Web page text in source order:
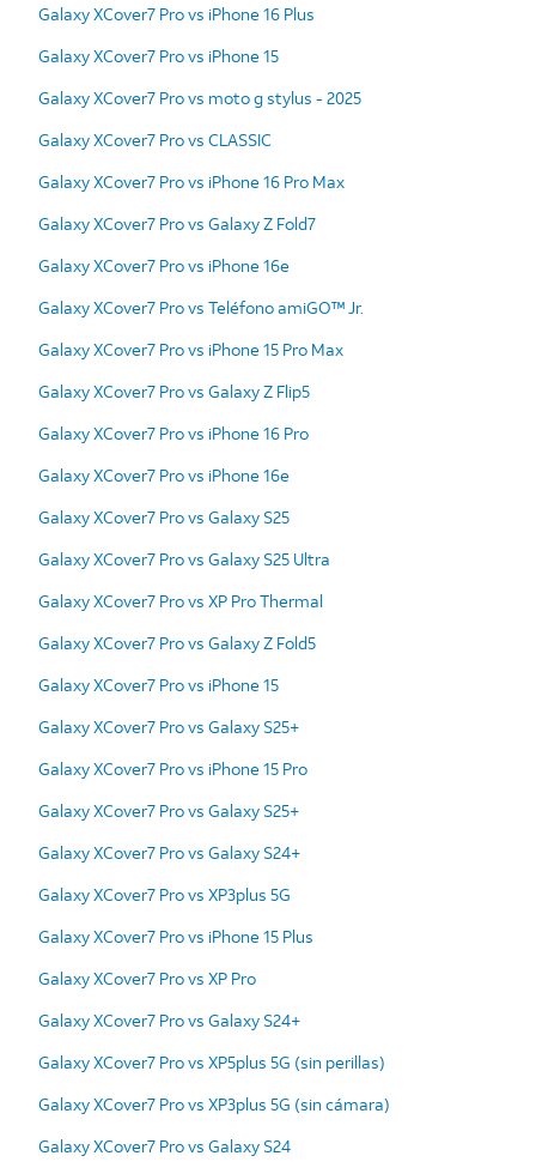
Galaxy XCover7 Pro vs iPhone 16 Plus
Galaxy XCover7 Pro vs iPhone 15
Galaxy XCover7 Pro vs moto g stylus - 2025
Galaxy XCover7 Pro vs CLASSIC
Galaxy XCover7 Pro vs iPhone 16 Pro Max
Galaxy XCover7 Pro vs Galaxy Z Fold7
Galaxy XCover7 Pro vs iPhone 16e
Galaxy XCover7 Pro vs Teléfono amiGO™ Jr.
Galaxy XCover7 Pro vs iPhone 15 Pro Max
Galaxy XCover7 Pro vs Galaxy Z Flip5
Galaxy XCover7 Pro vs iPhone 16 Pro
Galaxy XCover7 Pro vs iPhone 16e
Galaxy XCover7 Pro vs Galaxy S25
Galaxy XCover7 Pro vs Galaxy S25 Ultra
Galaxy XCover7 Pro vs XP Pro Thermal
Galaxy XCover7 Pro vs Galaxy Z Fold5
Galaxy XCover7 Pro vs iPhone 15
Galaxy XCover7 Pro vs Galaxy S25+
Galaxy XCover7 Pro vs iPhone 15 Pro
Galaxy XCover7 Pro vs Galaxy S25+
Galaxy XCover7 Pro vs Galaxy S24+
Galaxy XCover7 Pro vs XP3plus 5G
Galaxy XCover7 Pro vs iPhone 15 Plus
Galaxy XCover7 Pro vs XP Pro
Galaxy XCover7 Pro vs Galaxy S24+
Galaxy XCover7 Pro vs XP5plus 5G (sin perillas)
Galaxy XCover7 Pro vs XP3plus 5G (sin cámara)
Galaxy XCover7 Pro vs Galaxy S24